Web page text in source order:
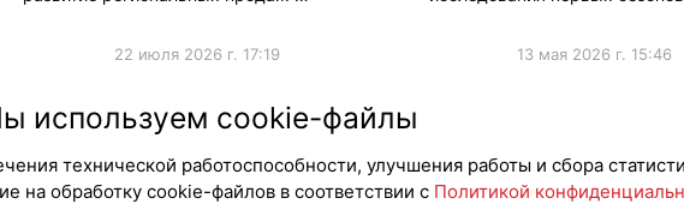
22 июля 2026 г. 17:19 13 мая 2026 г. 15:46
используем cookie-файлы
технической работоспособности, улучшения работы и сбора
на обработку cookie-файлов в соответствии с Политикой